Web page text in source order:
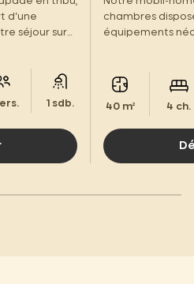
d’une
séjour sur
1 sdb.
chambres
équipements
40 m² 4 ch.